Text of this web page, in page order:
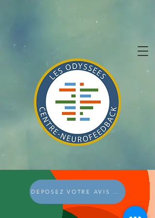
DEPOSEZ VOTRE AVIS GOOGLE